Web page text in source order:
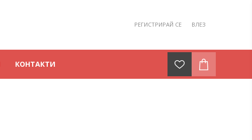
РЕГИСТРИРАЙ СЕ ВЛЕЗ
КОНТАКТИ